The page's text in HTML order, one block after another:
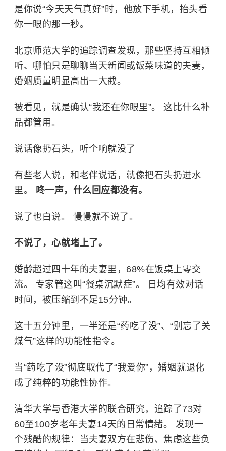
是你说“今天天气真好”时，他放下手机，抬头看
你一眼的那一秒。
北京师范大学的追踪调查发现，那些坚持互相倾
听、哪怕只是聊聊当天新闻或饭菜味道的夫妻，
婚姻质量明显高出一大截。
被看见，就是确认“我还在你眼里”。 这比什么补
品都管用。
说话像扔石头，听个响就没了
有些老人说，和老伴说话，就像把石头扔进水
里。 咚一声，什么回应都没有。
说了也白说。 慢慢就不说了。
不说了，心就堵上了。
婚龄超过四十年的夫妻里，68%在饭桌上零交
流。 专家管这叫“餐桌沉默症”。 日均有效对话
时间，被压缩到不足15分钟。
这十五分钟里，一半还是“药吃了没”、“别忘了关
煤气”这样的功能性指令。
当“药吃了没”彻底取代了“我爱你”，婚姻就退化
成了纯粹的功能性协作。
清华大学与 香港大学 的联合研究，追踪了73对
60至100岁老年夫妻14天的日常情绪。 发现一
个残酷的规律：当夫妻双方在悲伤、焦虑这些负